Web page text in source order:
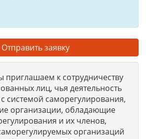
Отправить заявку
к сотрудничеству
лиц, чья деятельность
системой саморегулирования,
организации, обладающие
и их членов,
организаций